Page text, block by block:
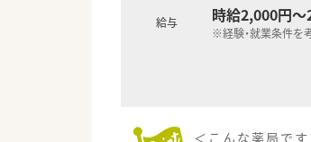
など、お気軽にお
給与 時給2,000円
※経験・就業条件を
＜こんな薬局です